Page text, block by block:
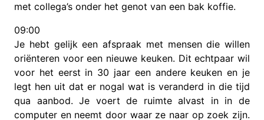
met collega’s onder het genot van een bak koffie.
09:00
Je hebt gelijk een afspraak met mensen die willen
oriënteren voor een nieuwe keuken. Dit echtpaar wil
voor het eerst in 30 jaar een andere keuken en je
legt hen uit dat er nogal wat is veranderd in die tijd
qua aanbod. Je voert de ruimte alvast in in de
computer en neemt door waar ze naar op zoek zijn.